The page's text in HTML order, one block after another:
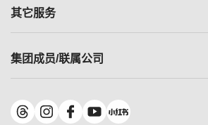
美联豪宅
独家楼盘
租房
查询热线
按揭计算机
负担能力计算机
转按计算机
缴款方式
指数
历史成交
小区成交排行榜
其它服务
小区专页
美联精英会
集团成员/联属公司
美联物业
鋑联控股*